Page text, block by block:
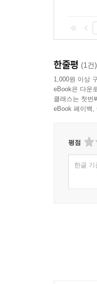
한줄평 (1건)
1,000원 이상
eBook은 다운
클래스는 첫번
eBook 페이백,
평점
한글 기